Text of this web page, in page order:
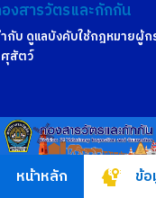
งสารวัตรและกักกัน
กับ ดูแลบังคับใช้กฎหมายผู้ก
สัตว์
หน้าหลัก
ข้